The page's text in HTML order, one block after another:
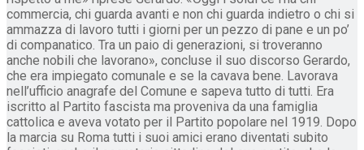
commercia, chi guarda avanti e non chi guarda indietro o chi si
ammazza di lavoro tutti i giorni per un pezzo di pane e un po’
di companatico. Tra un paio di generazioni, si troveranno
anche nobili che lavorano», concluse il suo discorso Gerardo,
che era impiegato comunale e se la cavava bene. Lavorava
nell’ufficio anagrafe del Comune e sapeva tutto di tutti. Era
iscritto al Partito fascista ma proveniva da una famiglia
cattolica e aveva votato per il Partito popolare nel 1919. Dopo
la marcia su Roma tutti i suoi amici erano diventati subito